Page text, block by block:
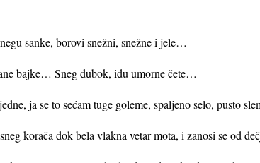
sanke, borovi snežni, snežne i jele…
bajke… Sneg dubok, idu umorne čete…
ja se to sećam tuge goleme, spaljeno selo, pusto
korača dok bela vlakna vetar mota, i zanosi se od